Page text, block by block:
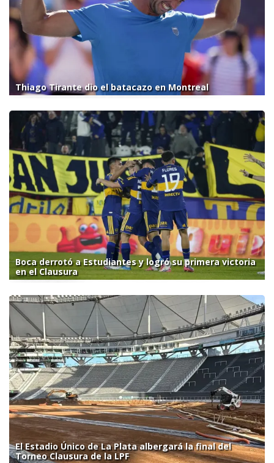
Thiago Tirante dio el batacazo en Montreal
Boca derrotó a Estudiantes y logró su primera victoria
en el Clausura
El Estadio Único de La Plata albergará la final del
Torneo Clausura de la LPF